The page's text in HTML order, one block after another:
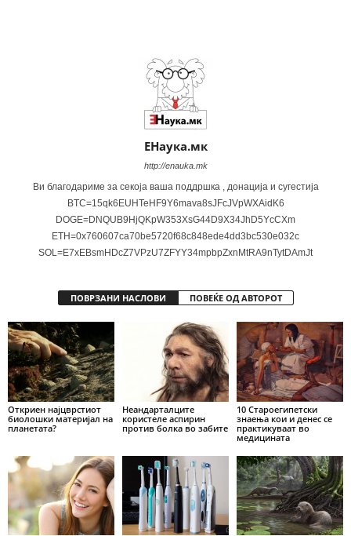
ЕНаука.мк
http://enauka.mk
Ви благодариме за секоја ваша поддршка , донација и сугестија
BTC=15qk6EUHTeHF9Y6mava8sJFcJVpWXAidK6
DOGE=DNQUB9HjQKpW353XsG44D9X34JhD5YcCXm
ETH=0x760607ca70be5720f68c848ede4dd3bc530e032c
SOL=E7xEBsmHDcZ7VPzU7ZFYY34mpbpZxnMtRA9nTytDAmJt
ПОВРЗАНИ НАСЛОВИ ПОВЕЌЕ ОД АВТОРОТ
Откриен најцврстиот
биолошки материјал на
планетата?
Неандарталците
користеле аспирин
против болка во забите
10 Староегипетски
знаења кои и денес се
практикуваат во
медицината